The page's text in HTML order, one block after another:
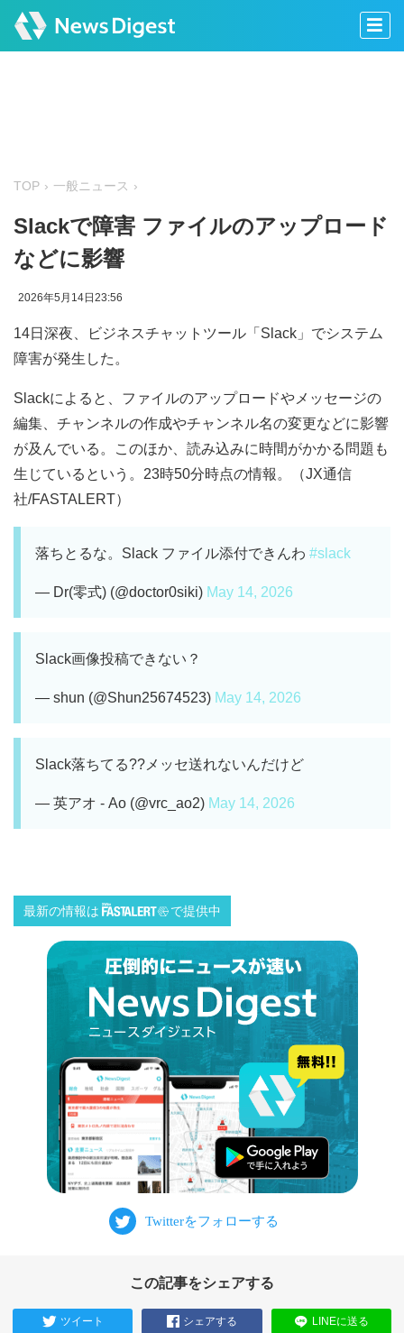
TOP 一般ニュース
Slackで障害 ファイルのアップロード
などに影響
2026年5月14日23:56
14日深夜、ビジネスチャットツール「Slack」でシステム
障害が発生した。
Slackによると、ファイルのアップロードやメッセージの
編集、チャンネルの作成やチャンネル名の変更などに影響
が及んでいる。このほか、読み込みに時間がかかる問題も
生じているという。23時50分時点の情報。（JX通信
社/FASTALERT）
落ちとるな。Slack ファイル添付できんわ #slack
— Dr(零式) (@doctor0siki) May 14, 2026
Slack画像投稿できない？
— shun (@Shun25674523) May 14, 2026
Slack落ちてる??メッセ送れないんだけど
— 英アオ - Ao (@vrc_ao2) May 14, 2026
最新の情報は で提供中
この記事をシェアする
ツイート シェアする LINEに送る